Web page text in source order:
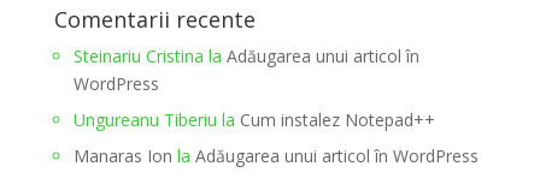
Comentarii recente
Steinariu Cristina la Adăugarea unui articol în
WordPress
Ungureanu Tiberiu la Cum instalez Notepad++
Manaras Ion la Adăugarea unui articol în WordPress